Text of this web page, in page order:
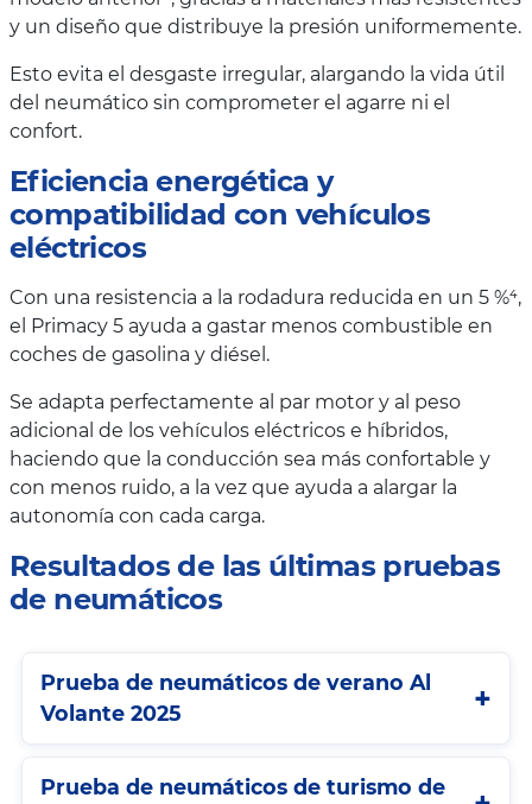
y un diseño que distribuye la presión uniformemente.
Esto evita el desgaste irregular, alargando la vida útil
del neumático sin comprometer el agarre ni el
confort.
Eficiencia energética y
compatibilidad con vehículos
eléctricos
Con una resistencia a la rodadura reducida en un 5 %⁴,
el Primacy 5 ayuda a gastar menos combustible en
coches de gasolina y diésel.
Se adapta perfectamente al par motor y al peso
adicional de los vehículos eléctricos e híbridos,
haciendo que la conducción sea más confortable y
con menos ruido, a la vez que ayuda a alargar la
autonomía con cada carga.
Resultados de las últimas pruebas
de neumáticos
Prueba de neumáticos de verano Al
Volante 2025
Prueba de neumáticos de turismo de